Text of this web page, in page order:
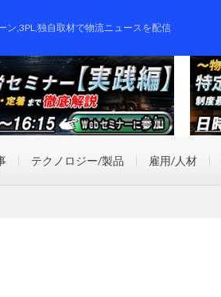
ン,3PL,独自取材で物流ニュースを配信
テクノロジー/製品 雇用/人材